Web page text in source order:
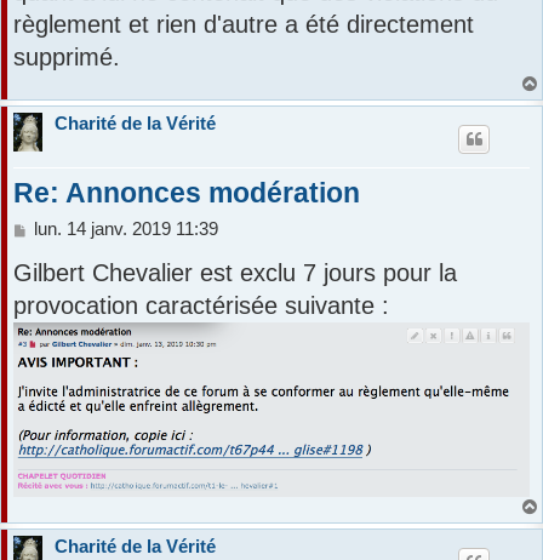
règlement et rien d'autre a été directement
supprimé.
Charité de la Vérité
Re: Annonces modération
M
s
a
g
e
lun. 14 janv. 2019 11:39
Gilbert Chevalier est exclu 7 jours pour la
provocation caractérisée suivante :
Charité de la Vérité